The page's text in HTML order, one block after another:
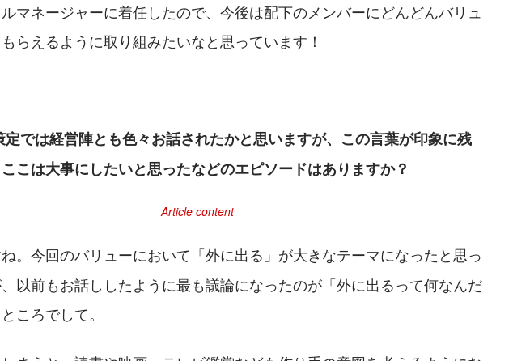
マネージャーに着任したので、今後は配下のメンバーにどんどんバリュ
らえるように取り組みたいなと思っています！
定では経営陣とも色々お話されたかと思いますが、この言葉が印象に残
こは大事にしたいと思ったなどのエピソードはありますか？
。今回のバリューにおいて「外に出る」が大きなテーマになったと思っ
以前もお話ししたように最も議論になったのが「外に出るって何なんだ
ころでして。